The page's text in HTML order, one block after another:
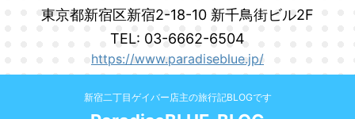
東京都新宿区新宿2-18-10 新千鳥街ビル2F
TEL: 03-6662-6504
https://www.paradiseblue.jp/
新宿二丁目ゲイバー店主の旅行記BLOGです